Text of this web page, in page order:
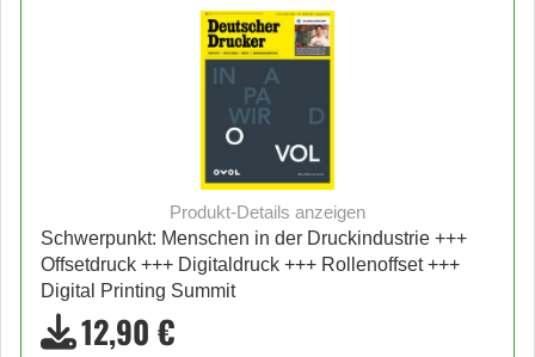
Produkt-Details anzeigen
Schwerpunkt: Menschen in der Druckindustrie +++
Offsetdruck +++ Digitaldruck +++ Rollenoffset +++
Digital Printing Summit
12,90 €